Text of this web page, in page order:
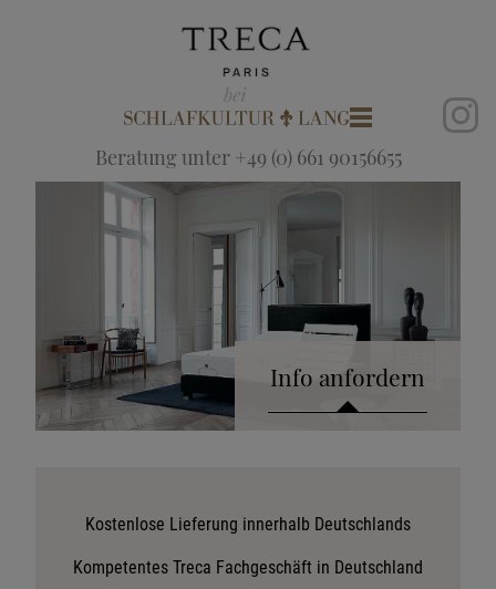
Beratung unter +49 (0) 661 90156655
Info anfordern
Stoffkollektion anfordern
Telefonische Beratung anfordern
Kostenlose Lieferung innerhalb Deutschlands
Kompetentes Treca Fachgeschäft in Deutschland